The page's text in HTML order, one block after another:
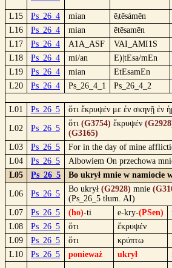
L15 Ps_26_4 mían ēᵢtēsámēn
L16
Ps_26_4 mian ētēsamēn
L17
Ps_26_4 A1A_ASF VAI_AMI1S
L18
Ps_26_4 mi/an E)|tEsa/mEn
L19
Ps_26_4 mian EtEsamEn
L20
Ps_26_4 Ps_26_4_1 Ps_26_4_2
L01 Ps_26_5 ὅτι ἔκρυψέν με ἐν σκηνῇ ἐν
L02 Ps_26_5
ὅτι (G3754) ἔκρυψέν
(G3165)
L03
Ps_26_5
For in the day of mine
L04
Ps_26_5
Albowiem On przechowa
L05
Ps_26_5 Bo ukrył mnie w namiocie
L06 Ps_26_5
Bo ukrył (G2928) mnie
(Ps_26_5 tłum. AI)
L07
Ps_26_5 (ho)-ti e-kry-(PSen)
L08
Ps_26_5 ὅτι ἔκρυψέν
L09
Ps_26_5 ὅτι κρύπτω
L10
Ps_26_5 ponieważ ukrył